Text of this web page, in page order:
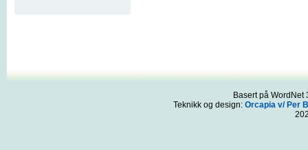
Basert på
Teknikk og design: Orcapia v/ Per